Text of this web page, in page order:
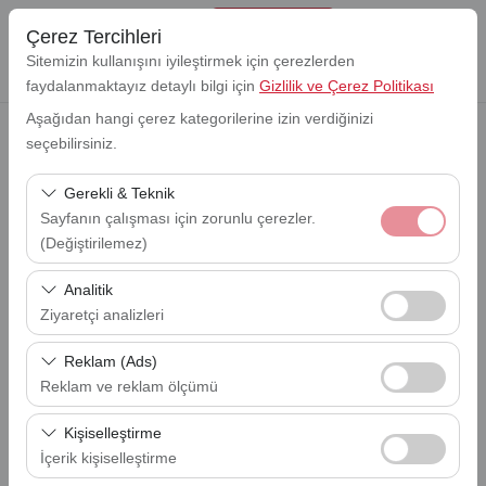
Çerez Tercihleri
Sitemizin kullanışını iyileştirmek için çerezlerden
faydalanmaktayız detaylı bilgi için Gizlilik ve Çerez Politikası
Aşağıdan hangi çerez kategorilerine izin verdiğinizi
seçebilirsiniz.
Gerekli & Teknik
Sayfanın çalışması için zorunlu çerezler.
(Değiştirilemez)
Bu çerezler sitenin doğru şekilde çalışması, güvenlik,
oturum yönetimi ve temel işlevler için gereklidir. Devre
dışı bırakılamaz.
Analitik
Ziyaretçi analizleri
Bu çerezler, sitemizin nasıl kullanıldığını (ziyaretçi sayısı,
en çok ziyaret edilen sayfalar, kullanıcı davranışları)
analiz etmemizi sağlar. Bu veriler, web sitesi
performansını ölçmek ve kullanıcı deneyimini sürekli
iyileştirmek için kullanılır.
Reklam (Ads)
Reklam ve reklam ölçümü
Bu çerezler, size ilgi alanlarınıza uygun kişiselleştirilmiş
reklamlar göstermemize ve reklam kampanyalarımızın
etkinliğini (gösterim sayısı, tıklama oranı) ölçmemize
Kişiselleştirme
İçerik kişiselleştirme
Lefkoşa Ercan Havalimanı (ECN)
Bırakış Lokasyon
Lefkoşa Ercan Havalimanı (ECN)
Alış Tarihi
Bırakış Tarihi
EN UYGUN ARACI BUL